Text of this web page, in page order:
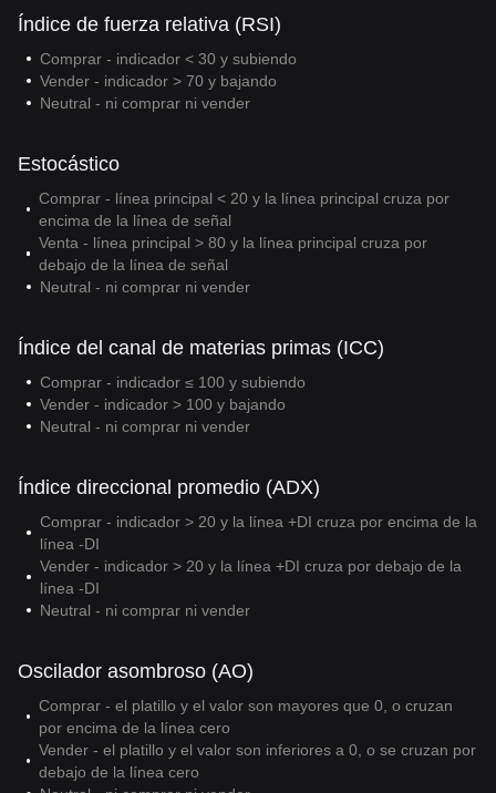
Índice de fuerza relativa (RSI)
Comprar - indicador < 30 y subiendo
Vender - indicador > 70 y bajando
Neutral - ni comprar ni vender
Estocástico
Comprar - línea principal < 20 y la línea principal cruza por
encima de la línea de señal
Venta - línea principal > 80 y la línea principal cruza por
debajo de la línea de señal
Neutral - ni comprar ni vender
Índice del canal de materias primas (ICC)
Comprar - indicador ≤ 100 y subiendo
Vender - indicador > 100 y bajando
Neutral - ni comprar ni vender
Índice direccional promedio (ADX)
Comprar - indicador > 20 y la línea +DI cruza por encima de la
línea -DI
Vender - indicador > 20 y la línea +DI cruza por debajo de la
línea -DI
Neutral - ni comprar ni vender
Oscilador asombroso (AO)
Comprar - el platillo y el valor son mayores que 0, o cruzan
por encima de la línea cero
Vender - el platillo y el valor son inferiores a 0, o se cruzan por
debajo de la línea cero